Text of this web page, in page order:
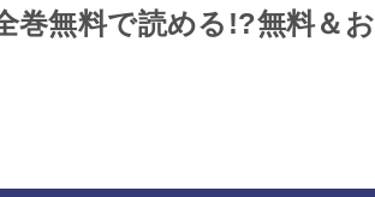
巻無料で読める!?無料＆お